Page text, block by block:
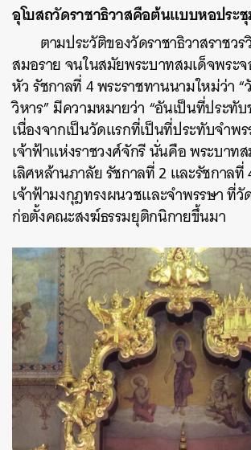
อุโบสถวัดราชาธิวาสคือต้นแบบหอประ
ตามประวัติของวัดราชาธิวาสราชว
สมอราย จนในสมัยพระบาทสมเด็จพระจ
หัว รัชกาลที่ 4 พระราชทานนามใหม่ว่า “
วิหาร” มีความหมายว่า “อันเป็นที่ประทับ
เนื่องจากเป็นวัดแรกที่เป็นที่ประทับจำพ
เจ้าฟ้าแห่งราชวงศ์จักรี นั่นคือ พระบาท
เลิศหล้านภาลัย รัชกาลที่ 2 และรัชกาลที่
เจ้าฟ้ามงกุฎทรงผนวชและจำพรรษา ที่
ก่อตั้งคณะสงฆ์ธรรมยุติกนิกายขึ้นมา